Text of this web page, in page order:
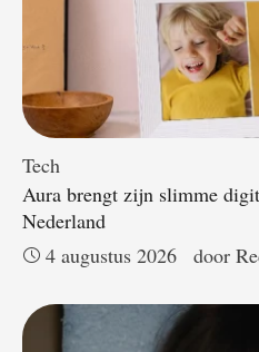
Tech
Aura brengt zijn slimme
Nederland
4 augustus 2026
door